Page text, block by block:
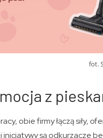
fot.
z
obie firmy łączą siły,
są odkurzacze